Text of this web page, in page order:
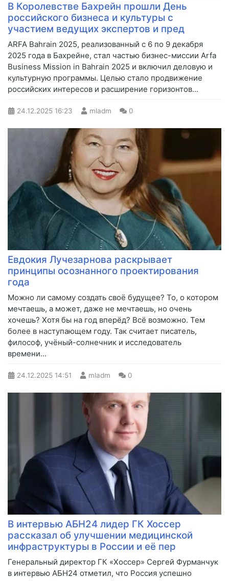
В Королевстве Бахрейн прошли День
российского бизнеса и культуры с
участием ведущих экспертов и пред
ARFA Bahrain 2025, реализованный с 6 по 9 декабря
2025 года в Бахрейне, стал частью бизнес-миссии Arfa
Business Mission in Bahrain 2025 и включил деловую и
культурную программы. Целью стало продвижение
российских интересов и расширение горизонтов...
24.12.2025 16:23 mladm 0
Евдокия Лучезарнова раскрывает
принципы осознанного проектирования
года
Можно ли самому создать своё будущее? То, о котором
мечтаешь, а может, даже не мечтаешь, но очень
хочешь? Хотя бы на год вперёд? Всё возможно. Тем
более в наступающем году. Так считает писатель,
философ, учёный-солнечник и исследователь
времени...
24.12.2025 14:51 mladm 0
В интервью АБН24 лидер ГК Хоссер
рассказал об улучшении медицинской
инфраструктуры в России и её пер
Генеральный директор ГК «Хоссер» Сергей Фурманчук
в интервью АБН24 отметил, что Россия успешно